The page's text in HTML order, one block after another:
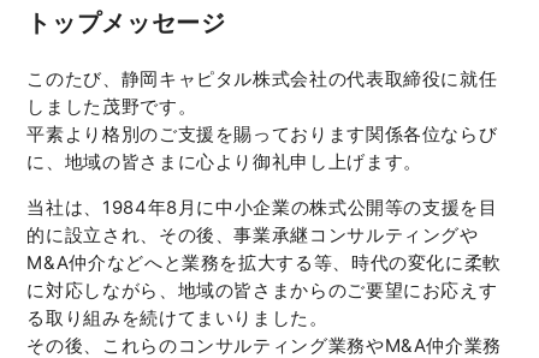
トップメッセージ
このたび、静岡キャピタル株式会社の代表取締役に就任
しました茂野です。
平素より格別のご支援を賜っております関係各位ならび
に、地域の皆さまに心より御礼申し上げます。
当社は、1984年8月に中小企業の株式公開等の支援を目
的に設立され、その後、事業承継コンサルティングや
M&A仲介などへと業務を拡大する等、時代の変化に柔軟
に対応しながら、地域の皆さまからのご要望にお応えす
る取り組みを続けてまいりました。
その後、これらのコンサルティング業務やM&A仲介業務